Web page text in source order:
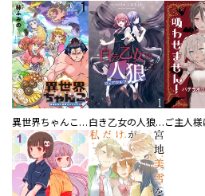
異世界ちゃんこ～横綱目前に召喚されたんだが～ 【連載版】 白き乙女の人狼（ウェアウルフ） 【連載版】